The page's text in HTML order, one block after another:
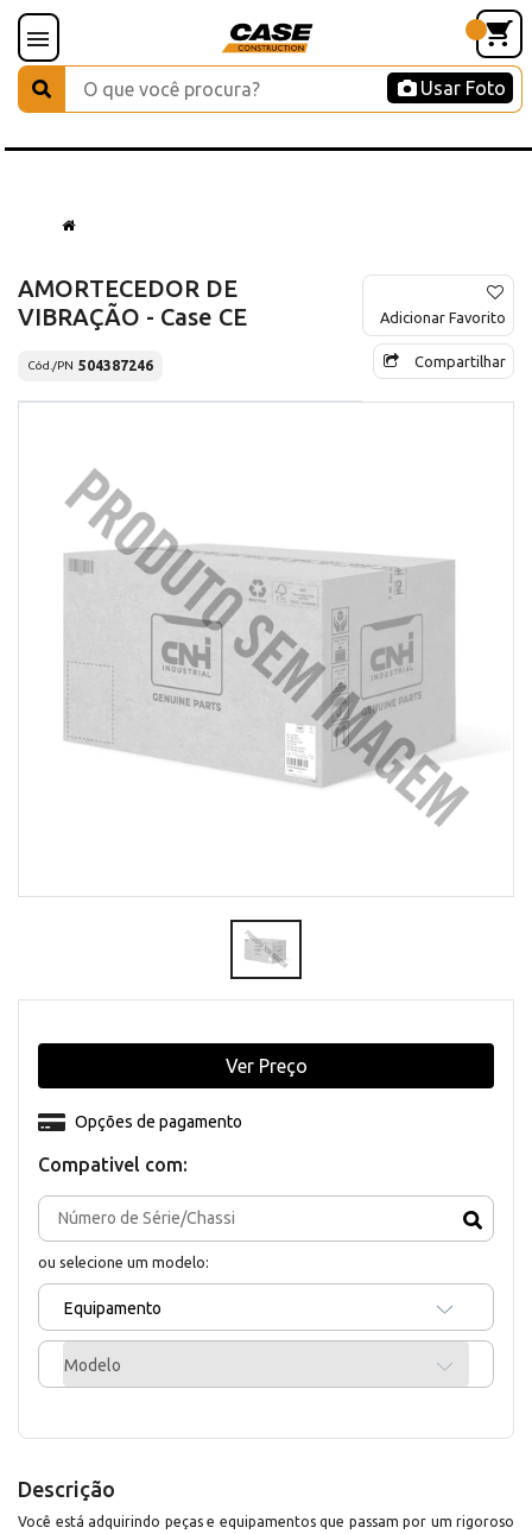
Usar Foto
AMORTECEDOR DE
VIBRAÇÃO - Case CE
Cód./PN 504387246
Adicionar Favorito
Compartilhar
Compativel com:
ou selecione um modelo:
Equipamento
Modelo
Opções de pagamento
Ver Preço
Descrição
Você está adquirindo peças e equipamentos que passam por um rigoroso